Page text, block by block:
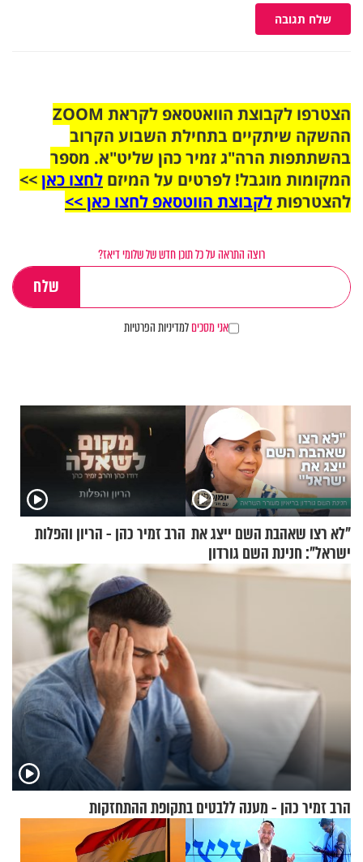
שלח תגובה
הצטרפו לקבוצת הוואטסאפ לקראת ZOOM
ההשקה שיתקיים בתחילת השבוע הקרוב
בהשתתפות הרה"ג זמיר כהן שליט"א. מספר
המקומות מוגבל! לפרטים על המיזם לחצו כאן>>
להצטרפותלקבוצת הווטסאפ לחצו כאן >>
רוצה התראה על כל תוכן חדש של שלומי דיאז?
אני מסכיםלמדיניות הפרטיות
"לא רצו שאהבת השם ייצג את
ישראל": חנינת השם גורדון
בריאיון מעורר השראה
הרב זמיר כהן - הריון והפלות
הרב זמיר כהן - מענה ללבטים בתקופת ההתחזקות